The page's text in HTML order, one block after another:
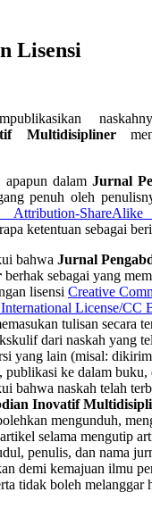
Lisensi
Multidisipliner
dalam Jurnal
penuh oleh
Attribution-
ketentuan sebagai
bahwa Jurnal
berhak sebagai yang
lisensi Creative
License/CC
tulisan secara
dari naskah yang
yang lain (misal:
publikasi ke dalam buku,
bahwa naskah telah
Inovatif
mengunduh,
selama mengutip
penulis, dan nama
demi kemajuan ilmu
tidak boleh melanggar